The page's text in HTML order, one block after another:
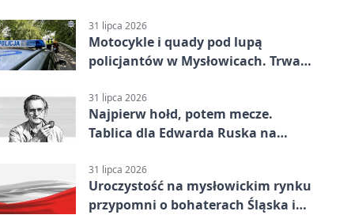
31 lipca 2026
Motocykle i quady pod lupą
policjantów w Mysłowicach. Trwa
31 lipca 2026
Najpierw hołd, potem mecze.
Tablica dla Edwarda Ruska na
31 lipca 2026
Uroczystość na mysłowickim rynku
przypomni o bohaterach Śląska i